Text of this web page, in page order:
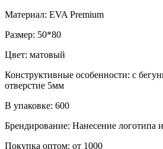
Материал: EVA Premium
Размер: 50*80
Цвет: матовый
Конструктивные особенности: с
отверстие 5мм
В упаковке: 600
Брендирование: Нанесение логотипа
Покупка оптом: от 1000